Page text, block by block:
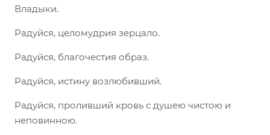
Владыки.
Радуйся, целомудрия зерцало.
Радуйся, благочестия образ.
Радуйся, истину возлюбивший.
Радуйся, проливший кровь с душею чистою и
неповинною.